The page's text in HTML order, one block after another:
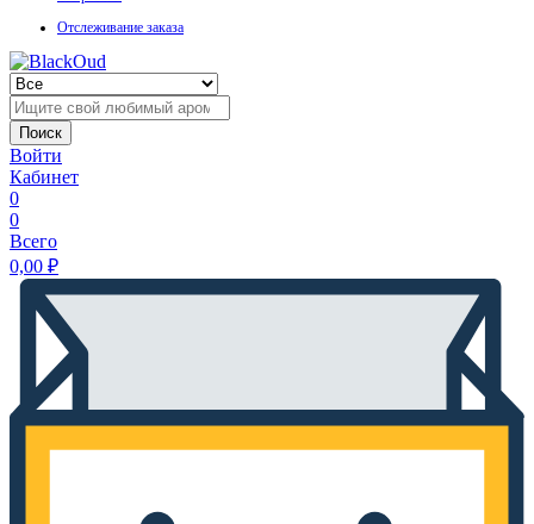
Отслеживание заказа
Поиск
Войти
Кабинет
0
0
Всего
0,00 ₽